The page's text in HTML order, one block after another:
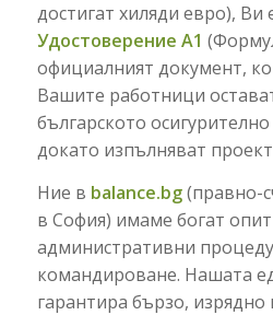
достигат хиляди евро), Ви
Удостоверение А1
официалният документ,
Вашите работници
българското
докато изпълняват
Ние в balance.bg(правно-
в София) имаме богат
административни
командироване. Нашата
гарантира бързо,